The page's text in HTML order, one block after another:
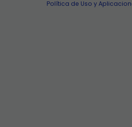
Política de Uso y